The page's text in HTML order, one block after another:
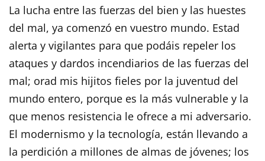
La lucha entre las fuerzas del bien y las huestes
del mal, ya comenzó en vuestro mundo. Estad
alerta y vigilantes para que podáis repeler los
ataques y dardos incendiarios de las fuerzas del
mal; orad mis hijitos fieles por la juventud del
mundo entero, porque es la más vulnerable y la
que menos resistencia le ofrece a mi adversario.
El modernismo y la tecnología, están llevando a
la perdición a millones de almas de jóvenes; los